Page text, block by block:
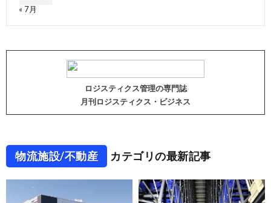
« 7月
ロジスティクス管理の専門誌
月刊ロジスティクス・ビジネス
物流施設/不動産 カテゴリの最新記事